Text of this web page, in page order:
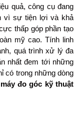
quả, công cụ đang
vì sự tiện lợi và khả
thấp góp phần tạo
mỹ cao. Tính linh
quá trình xử lý đa
nhất đem tới những
có trong những dòng
máy đo góc kỹ thuật